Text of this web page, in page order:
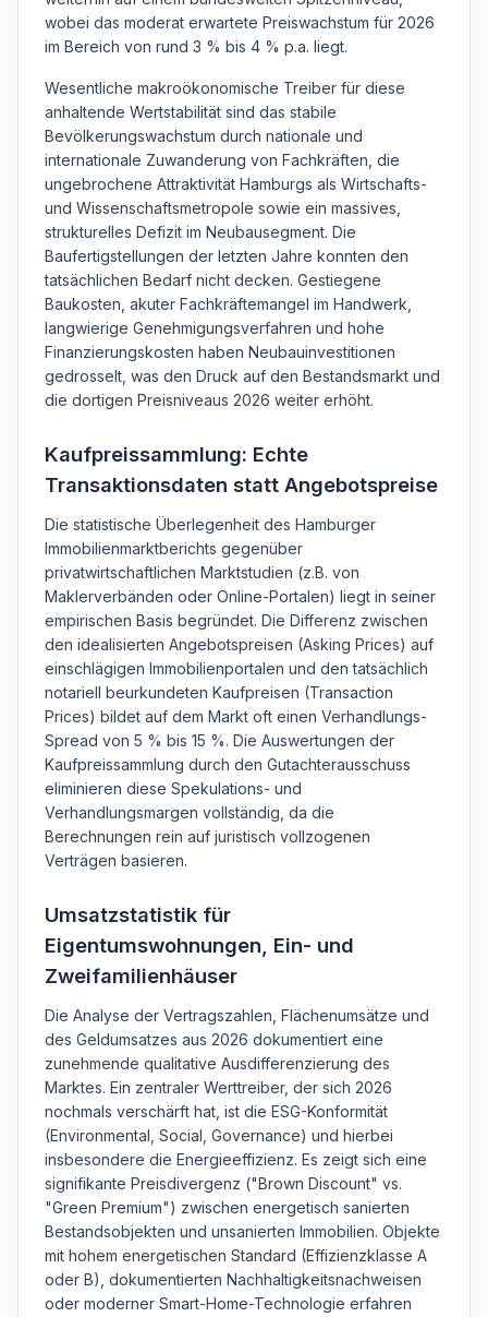
wobei das moderat erwartete Preiswachstum für 2026
im Bereich von rund 3 % bis 4 % p.a. liegt.
Wesentliche makroökonomische Treiber für diese
anhaltende Wertstabilität sind das stabile
Bevölkerungswachstum durch nationale und
internationale Zuwanderung von Fachkräften, die
ungebrochene Attraktivität Hamburgs als Wirtschafts-
und Wissenschaftsmetropole sowie ein massives,
strukturelles Defizit im Neubausegment. Die
Baufertigstellungen der letzten Jahre konnten den
tatsächlichen Bedarf nicht decken. Gestiegene
Baukosten, akuter Fachkräftemangel im Handwerk,
langwierige Genehmigungsverfahren und hohe
Finanzierungskosten haben Neubauinvestitionen
gedrosselt, was den Druck auf den Bestandsmarkt und
die dortigen Preisniveaus 2026 weiter erhöht.
Kaufpreissammlung: Echte
Transaktionsdaten statt Angebotspreise
Die statistische Überlegenheit des Hamburger
Immobilienmarktberichts gegenüber
privatwirtschaftlichen Marktstudien (z.B. von
Maklerverbänden oder Online-Portalen) liegt in seiner
empirischen Basis begründet. Die Differenz zwischen
den idealisierten Angebotspreisen (Asking Prices) auf
einschlägigen Immobilienportalen und den tatsächlich
notariell beurkundeten Kaufpreisen (Transaction
Prices) bildet auf dem Markt oft einen Verhandlungs-
Spread von 5 % bis 15 %. Die Auswertungen der
Kaufpreissammlung durch den Gutachterausschuss
eliminieren diese Spekulations- und
Verhandlungsmargen vollständig, da die
Berechnungen rein auf juristisch vollzogenen
Verträgen basieren.
Umsatzstatistik für
Eigentumswohnungen, Ein- und
Zweifamilienhäuser
Die Analyse der Vertragszahlen, Flächenumsätze und
des Geldumsatzes aus 2026 dokumentiert eine
zunehmende qualitative Ausdifferenzierung des
Marktes. Ein zentraler Werttreiber, der sich 2026
nochmals verschärft hat, ist die ESG-Konformität
(Environmental, Social, Governance) und hierbei
insbesondere die Energieeffizienz. Es zeigt sich eine
signifikante Preisdivergenz ("Brown Discount" vs.
"Green Premium") zwischen energetisch sanierten
Bestandsobjekten und unsanierten Immobilien. Objekte
mit hohem energetischen Standard (Effizienzklasse A
oder B), dokumentierten Nachhaltigkeitsnachweisen
oder moderner Smart-Home-Technologie erfahren